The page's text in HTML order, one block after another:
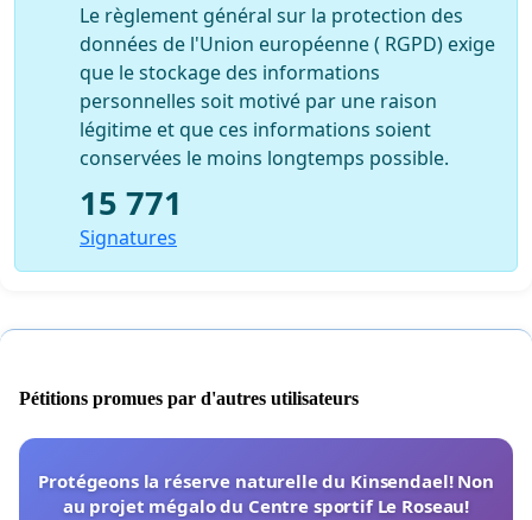
Le règlement général sur la protection des
données de l'Union européenne ( RGPD) exige
que le stockage des informations
personnelles soit motivé par une raison
légitime et que ces informations soient
conservées le moins longtemps possible.
15 771
Signatures
Pétitions promues par d'autres utilisateurs
Protégeons la réserve naturelle du Kinsendael! Non
au projet mégalo du Centre sportif Le Roseau!